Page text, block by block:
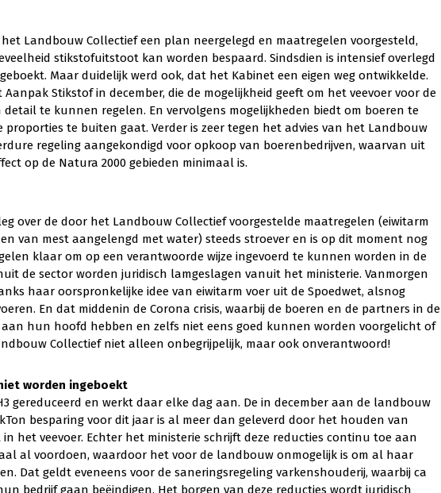
het Landbouw Collectief een plan neergelegd en maatregelen voorgesteld,
stikstofuitstoot kan worden bespaard. Sindsdien is intensief overlegd
Maar duidelijk werd ook, dat het Kabinet een eigen weg ontwikkelde.
Aanpak Stikstof in december, die de mogelijkheid geeft om het veevoer voor de
te kunnen regelen. En vervolgens mogelijkheden biedt om boeren te
proporties te buiten gaat. Verder is zeer tegen het advies van het Landbouw
regeling aangekondigd voor opkoop van boerenbedrijven, waarvan uit
op de Natura 2000 gebieden minimaal is.
over de door het Landbouw Collectief voorgestelde maatregelen (eiwitarm
van mest aangelengd met water) steeds stroever en is op dit moment nog
klaar om op een verantwoorde wijze ingevoerd te kunnen worden in de
de sector worden juridisch lamgeslagen vanuit het ministerie. Vanmorgen
haar oorspronkelijke idee van eiwitarm voer uit de Spoedwet, alsnog
En dat middenin de Corona crisis, waarbij de boeren en de partners in de
hun hoofd hebben en zelfs niet eens goed kunnen worden voorgelicht of
Collectief niet alleen onbegrijpelijk, maar ook onverantwoord!
worden ingeboekt
gereduceerd en werkt daar elke dag aan. De in december aan de landbouw
besparing voor dit jaar is al meer dan geleverd door het houden van
het veevoer. Echter het ministerie schrijft deze reducties continu toe aan
al voordoen, waardoor het voor de landbouw onmogelijk is om al haar
Dat geldt eveneens voor de saneringsregeling varkenshouderij, waarbij ca
bedrijf gaan beëindigen. Het borgen van deze reducties wordt juridisch